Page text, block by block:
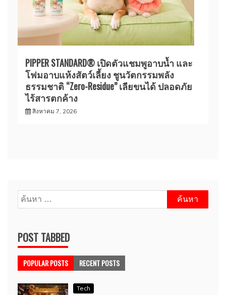
PIPPER STANDARD® เปิดตัวแชมพูอาบน้ำ และ
โฟมอาบแห้งสัตว์เลี้ยง ชูนวัตกรรมพลัง
ธรรมชาติ “Zero-Residue” เลียขนได้ ปลอดภัย
ไร้สารตกค้าง
สิงหาคม 7, 2026
ค้นหา
สำหรับ:
POST TABBED
POPULAR POSTS RECENT POSTS
Tech